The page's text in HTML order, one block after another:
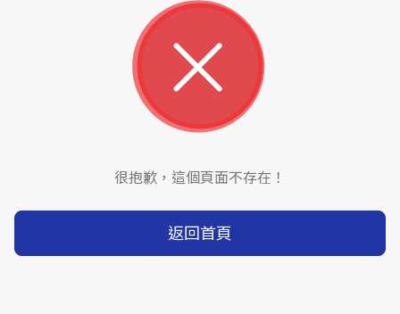
很抱歉，這個頁面不存在！
返回首頁